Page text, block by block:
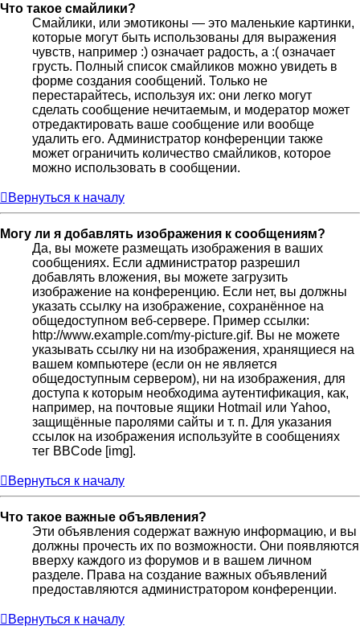
Что такое смайлики?
Смайлики, или эмотиконы — это маленькие картинки,
которые могут быть использованы для выражения
чувств, например :) означает радость, а :( означает
грусть. Полный список смайликов можно увидеть в
форме создания сообщений. Только не
перестарайтесь, используя их: они легко могут
сделать сообщение нечитаемым, и модератор может
отредактировать ваше сообщение или вообще
удалить его. Администратор конференции также
может ограничить количество смайликов, которое
можно использовать в сообщении.
Вернуться к началу
Могу ли я добавлять изображения к сообщениям?
Да, вы можете размещать изображения в ваших
сообщениях. Если администратор разрешил
добавлять вложения, вы можете загрузить
изображение на конференцию. Если нет, вы должны
указать ссылку на изображение, сохранённое на
общедоступном веб-сервере. Пример ссылки:
http://www.example.com/my-picture.gif. Вы не можете
указывать ссылку ни на изображения, хранящиеся на
вашем компьютере (если он не является
общедоступным сервером), ни на изображения, для
доступа к которым необходима аутентификация, как,
например, на почтовые ящики Hotmail или Yahoo,
защищённые паролями сайты и т. п. Для указания
ссылок на изображения используйте в сообщениях
тег BBCode [img].
Вернуться к началу
Что такое важные объявления?
Эти объявления содержат важную информацию, и вы
должны прочесть их по возможности. Они появляются
вверху каждого из форумов и в вашем личном
разделе. Права на создание важных объявлений
предоставляются администратором конференции.
Вернуться к началу